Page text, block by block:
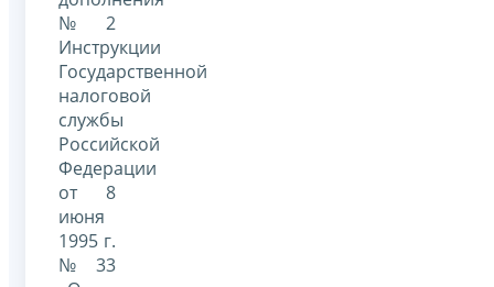
№ 2
Инструкции
Государственной
налоговой
службы
Российской
Федерации
от 8
июня
1995 г.
№ 33